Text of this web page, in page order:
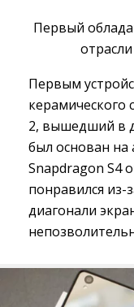
Первый
Первым
керамического
2, вышедший в
был основан
Snapdragon S4
понравился
диагонали